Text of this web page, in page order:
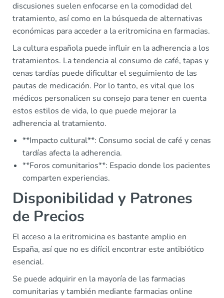
discusiones suelen enfocarse en la comodidad del
tratamiento, así como en la búsqueda de alternativas
económicas para acceder a la eritromicina en farmacias.
La cultura española puede influir en la adherencia a los
tratamientos. La tendencia al consumo de café, tapas y
cenas tardías puede dificultar el seguimiento de las
pautas de medicación. Por lo tanto, es vital que los
médicos personalicen su consejo para tener en cuenta
estos estilos de vida, lo que puede mejorar la
adherencia al tratamiento.
**Impacto cultural**: Consumo social de café y cenas
tardías afecta la adherencia.
**Foros comunitarios**: Espacio donde los pacientes
comparten experiencias.
Disponibilidad y Patrones
de Precios
El acceso a la eritromicina es bastante amplio en
España, así que no es difícil encontrar este antibiótico
esencial.
Se puede adquirir en la mayoría de las farmacias
comunitarias y también mediante farmacias online